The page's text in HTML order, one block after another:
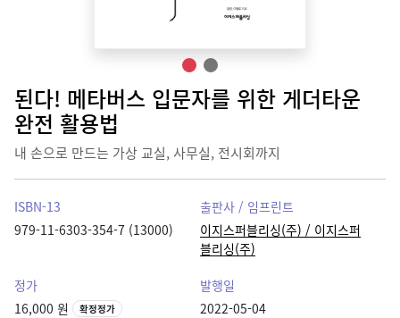
된다! 메타버스 입문자를 위한 게더타운
완전 활용법
내 손으로 만드는 가상 교실, 사무실, 전시회까지
ISBN-13
979-11-6303-354-7 (13000)
출판사 / 임프린트
이지스퍼블리싱(주) / 이지스퍼
블리싱(주)
정가
16,000 원
확정정가
발행일
2022-05-04